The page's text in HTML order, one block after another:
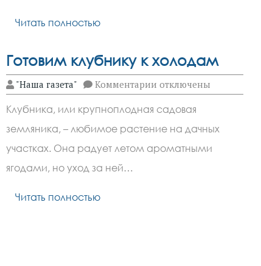
Читать полностью
Готовим клубнику к холодам
"Наша газета" Комментарии к
записи
клубнику
к
холодам
отключены
Клубника, или крупноплодная садовая
земляника, – любимое растение на дачных
участках. Она радует летом ароматными
ягодами, но уход за ней…
Читать полностью